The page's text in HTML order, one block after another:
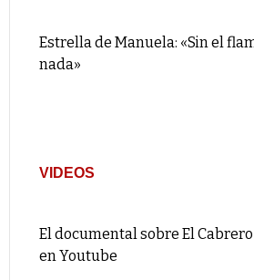
Estrella de Manuela: «Sin el
nada»
VIDEOS
El documental sobre El
en Youtube